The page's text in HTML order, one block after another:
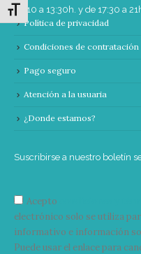
Alternar tamaño de letra
de 10 a 13:30h. y de 17:30 a
Política de privacidad
Condiciones de contratación
Pago seguro
Atención a la usuaria
¿Donde estamos?
Suscribirse a nuestro boletín
Acepto
electrónico solo se utiliza
informativo e información
Puede usar el enlace para